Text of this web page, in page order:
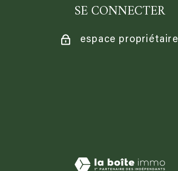
SE CONNECTER
espace propriétaire